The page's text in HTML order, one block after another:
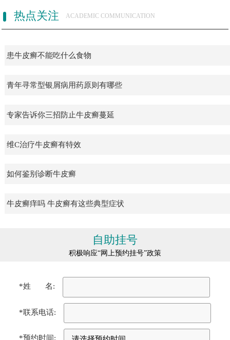
热点关注 ACADEMIC COMMUNICATION
患牛皮癣不能吃什么食物
青年寻常型银屑病用药原则有哪些
专家告诉你三招防止牛皮癣蔓延
维C治疗牛皮癣有特效
如何鉴别诊断牛皮癣
牛皮癣痒吗 牛皮癣有这些典型症状
自助挂号
积极响应“网上预约挂号”政策
*姓 名:
*联系电话:
*预约时间: